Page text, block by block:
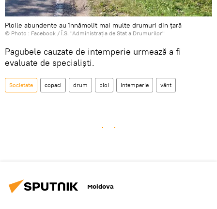
Ploile abundente au înnămolit mai multe drumuri din țară
© Photo : Facebook / Î.S. "Administraţia de Stat a Drumurilor"
Pagubele cauzate de intemperie urmează a fi
evaluate de specialiști.
Societate copaci drum ploi intemperie vânt
Moldova